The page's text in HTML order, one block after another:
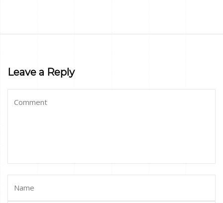
Leave a Reply